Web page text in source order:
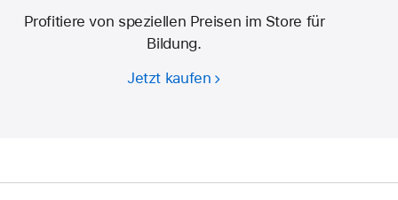
Profitiere von speziellen Preisen im Store für
Bildung.
Jetzt kaufen Studierende
Kauf